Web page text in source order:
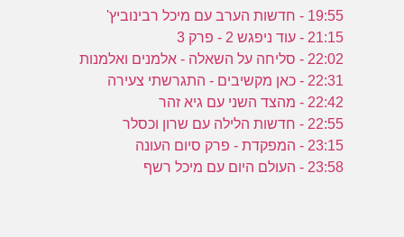
19:55 - חדשות הערב עם מיכל רבינוביץ'
21:15 - עוד ניפגש 2 - פרק 3
22:02 - סליחה על השאלה - אלמנים ואלמנות
22:31 - כאן מקשיבים - התגרשתי צעירה
22:42 - מהצד השני עם גיא זהר
22:55 - חדשות הלילה עם שרון וכסלר
23:15 - המפקדת - פרק סיום העונה
23:58 - העולם היום עם מיכל רשף